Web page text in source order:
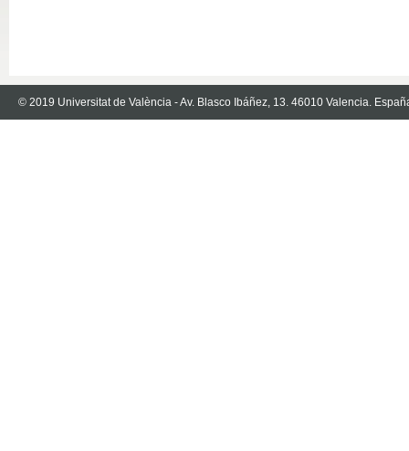
© 2019 Universitat de València - Av. Blasco Ibáñez, 13. 46010 Valencia.